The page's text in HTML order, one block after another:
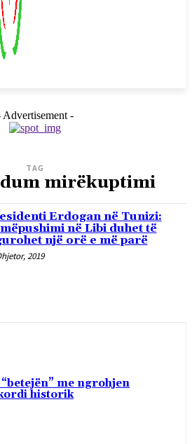
Advertisement -
TAG
mirëkuptimi
Erdogan në Tunizi:
në Libi duhet të
një orë e më parë
2019
me ngrohjen
historik